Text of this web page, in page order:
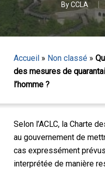
By CCLA
Accueil» Non classé»
des mesures de
l’homme ?
Selon l’ACLC, la Charte
au gouvernement de
cas expressément
interprétée de manière